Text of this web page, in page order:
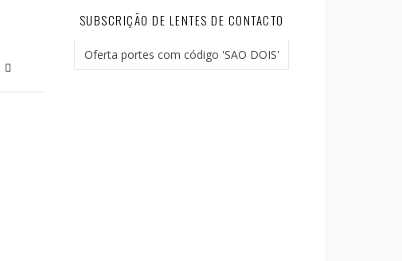
SUBSCRIÇÃO DE LENTES DE CONTACTO
Oferta portes com código 'SAO DOIS'